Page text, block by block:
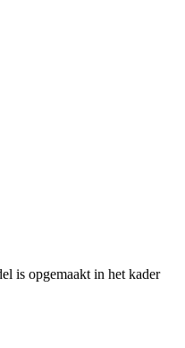
is opgemaakt in het kader